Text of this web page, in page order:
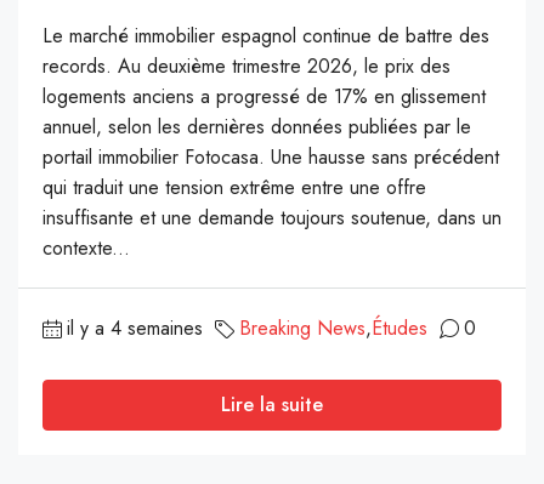
Le marché immobilier espagnol continue de battre des
records. Au deuxième trimestre 2026, le prix des
logements anciens a progressé de 17% en glissement
annuel, selon les dernières données publiées par le
portail immobilier Fotocasa. Une hausse sans précédent
qui traduit une tension extrême entre une offre
insuffisante et une demande toujours soutenue, dans un
contexte...
il y a 4 semaines Breaking News,Études 0
Lire la suite